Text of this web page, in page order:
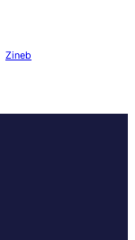
Zineb